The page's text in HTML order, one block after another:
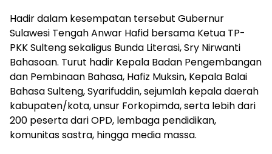
Hadir dalam kesempatan tersebut Gubernur
Sulawesi Tengah Anwar Hafid bersama Ketua TP-
PKK Sulteng sekaligus Bunda Literasi, Sry Nirwanti
Bahasoan. Turut hadir Kepala Badan Pengembangan
dan Pembinaan Bahasa, Hafiz Muksin, Kepala Balai
Bahasa Sulteng, Syarifuddin, sejumlah kepala daerah
kabupaten/kota, unsur Forkopimda, serta lebih dari
200 peserta dari OPD, lembaga pendidikan,
komunitas sastra, hingga media massa.